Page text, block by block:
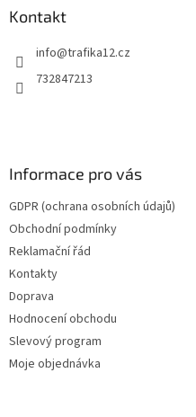
Kontakt
info@trafika12.cz
732847213
Informace pro vás
GDPR (ochrana osobních údajů)
Obchodní podmínky
Reklamační řád
Kontakty
Doprava
Hodnocení obchodu
Slevový program
Moje objednávka